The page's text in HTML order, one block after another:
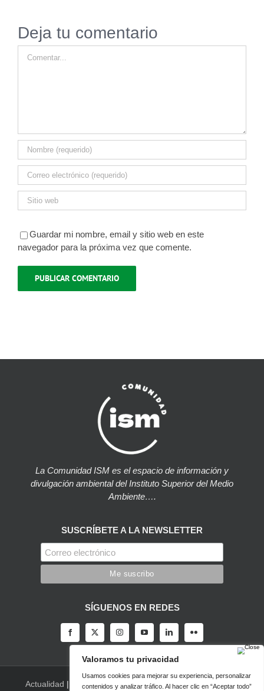
Deja tu comentario
Guardar mi nombre, email y sitio web en este
navegador para la próxima vez que comente.
La Comunidad ISM es el espacio de información y
divulgación ambiental del Instituto Superior del Medio
Ambiente….
SUSCRÍBETE A LA NEWSLETTER
SÍGUENOS EN REDES
Actualidad | Blog|Agenda|Herramientas|Canal Vídeo|